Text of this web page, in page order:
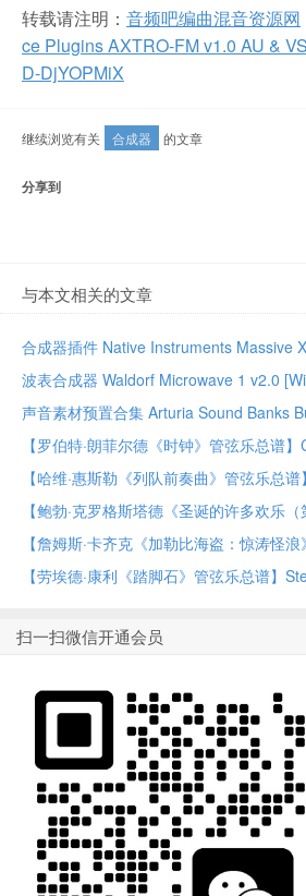
转载请注明： 音频吧编曲混音资源网
ce Plugins AXTRO-FM v1.0 AU &
D-DjYOPMiX
继续浏览有关 合成器 的文章
分享到
与本文相关的文章
合成器插件 Native Instruments Massive
波表合成器 Waldorf Microwave 1 v2.0
扫一扫微信开通会员